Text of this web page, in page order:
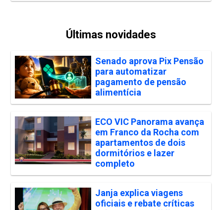
Últimas novidades
Senado aprova Pix Pensão
para automatizar
pagamento de pensão
alimentícia
ECO VIC Panorama avança
em Franco da Rocha com
apartamentos de dois
dormitórios e lazer
completo
Janja explica viagens
oficiais e rebate críticas